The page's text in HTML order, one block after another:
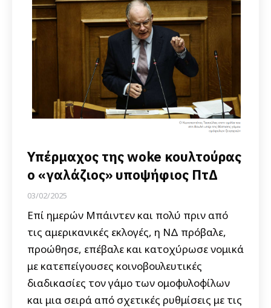
Υπέρμαχος της woke κουλτούρας
ο «γαλάζιος» υποψήφιος ΠτΔ
03/02/2025
Επί ημερών Μπάιντεν και πολύ πριν από
τις αμερικανικές εκλογές, η ΝΔ πρόβαλε,
προώθησε, επέβαλε και κατοχύρωσε νομικά
με κατεπείγουσες κοινοβουλευτικές
διαδικασίες τον γάμο των ομοφυλοφίλων
και μια σειρά από σχετικές ρυθμίσεις με τις